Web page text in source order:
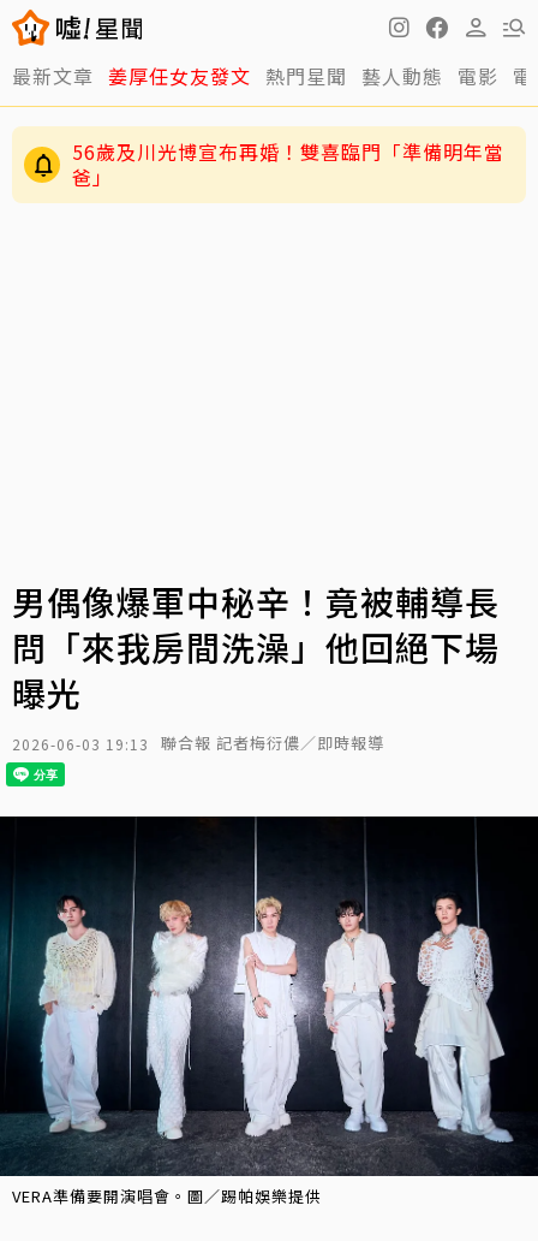
最新文章 姜厚任女友發文 熱門星聞 藝人動態 電影
56歲及川光博宣布再婚！雙喜臨門「準備明年當
爸」
男偶像爆軍中秘辛！竟被輔導長
問「來我房間洗澡」他回絕下場
曝光
2026-06-03 19:13 聯合報 記者梅衍儂／即時報導
VERA準備要開演唱會。圖／踢帕娛樂提供